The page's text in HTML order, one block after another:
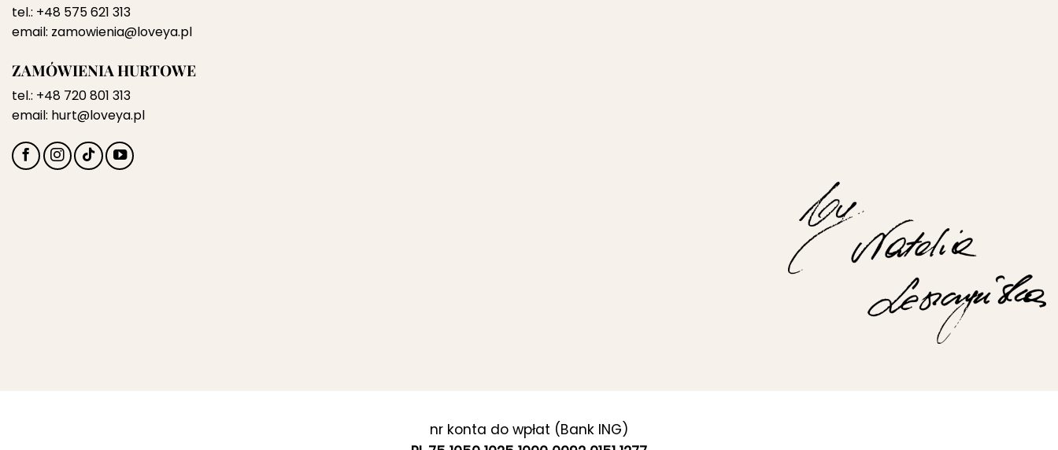
tel.: +48 575 621 313
email: zamowienia@loveya.pl
ZAMÓWIENIA HURTOWE
tel.: +48 720 801 313
email: hurt@loveya.pl
nr konta do wpłat (Bank ING)